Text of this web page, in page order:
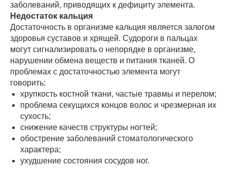
заболеваний, приводящих к дефициту элемента.
Недостаток кальция
Достаточность в организме кальция является залогом
здоровья суставов и хрящей. Судороги в пальцах
могут сигнализировать о непорядке в организме,
нарушении обмена веществ и питания тканей. О
проблемах с достаточностью элемента могут
говорить:
хрупкость костной ткани, частые травмы и перелом;
проблема секущихся концов волос и чрезмерная их
сухость;
снижение качеств структуры ногтей;
обострение заболеваний стоматологического
характера;
ухудшение состояния сосудов ног.